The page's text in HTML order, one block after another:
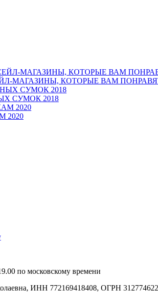
МАГАЗИНЫ, КОТОРЫЕ ВАМ
СУМОК 2018
2020
по московскому времени
ИНН 772169418408, ОГРН